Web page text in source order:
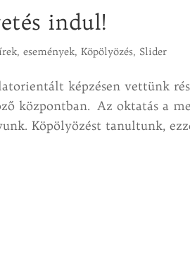
indul!
események,Köpölyözés, Slider
képzésen vettünk
központban. Az oktatás a
Köpölyözést tanultunk,